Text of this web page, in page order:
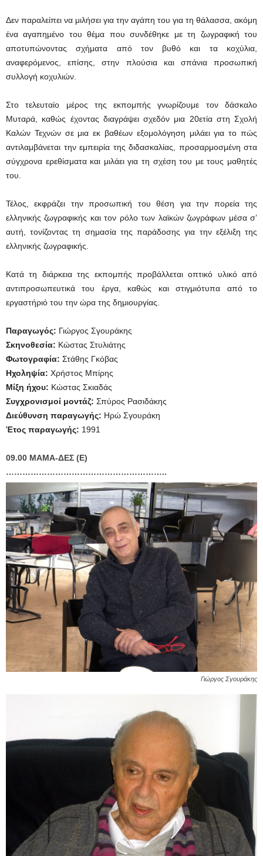
Δεν παραλείπει να μιλήσει για την αγάπη του για τη θάλασσα, ακόμη
ένα αγαπημένο του θέμα που συνδέθηκε με τη ζωγραφική του
αποτυπώνοντας σχήματα από τον βυθό και τα κοχύλια,
αναφερόμενος, επίσης, στην πλούσια και σπάνια προσωπική
συλλογή κοχυλιών.
Στο τελευταίο μέρος της εκπομπής γνωρίζουμε τον δάσκαλο
Μυταρά, καθώς έχοντας διαγράψει σχεδόν μια 20ετία στη Σχολή
Καλών Τεχνών σε μια εκ βαθέων εξομολόγηση μιλάει για το πώς
αντιλαμβάνεται την εμπειρία της διδασκαλίας, προσαρμοσμένη στα
σύγχρονα ερεθίσματα και μιλάει για τη σχέση του με τους μαθητές
του.
Τέλος, εκφράζει την προσωπική του θέση για την πορεία της
ελληνικής ζωγραφικής και τον ρόλο των λαϊκών ζωγράφων μέσα σ’
αυτή, τονίζοντας τη σημασία της παράδοσης για την εξέλιξη της
ελληνικής ζωγραφικής.
Κατά τη διάρκεια της εκπομπής προβάλλεται οπτικό υλικό από
αντιπροσωπευτικά του έργα, καθώς και στιγμιότυπα από το
εργαστήριό του την ώρα της δημιουργίας.
Παραγωγός: Γιώργος Σγουράκης
Σκηνοθεσία: Κώστας Στυλιάτης
Φωτογραφία: Στάθης Γκόβας
Ηχοληψία: Χρήστος Μπίρης
Μίξη ήχου: Κώστας Σκιαδάς
Συγχρονισμοί μοντάζ: Σπύρος Ρασιδάκης
Διεύθυνση παραγωγής: Ηρώ Σγουράκη
Έτος παραγωγής: 1991
09.00 ΜΑΜΑ-ΔΕΣ (Ε)
…………………………………………………..
Γιώργος Σγουράκης